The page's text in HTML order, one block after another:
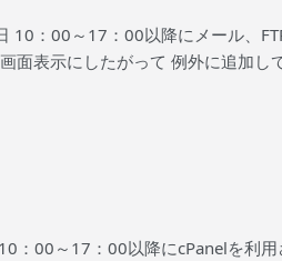
10：00～17：00以降にメール、
表示にしたがって 例外に追加し
：00～17：00以降にcPanelを利